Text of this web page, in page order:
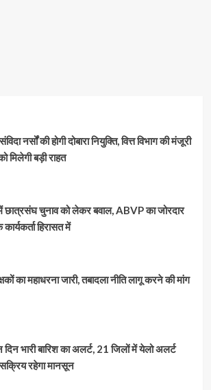
नर्सों की होगी दोबारा नियुक्ति, वित्त विभाग की मंजूरी
मिलेगी बड़ी राहत
में छात्रसंघ चुनाव को लेकर बवाल, ABVP का जोरदार
हिरासत में
का महाधरना जारी, तबादला नीति लागू करने की मांग
भारी बारिश का अलर्ट, 21 जिलों में येलो अलर्ट
रहेगा मानसून